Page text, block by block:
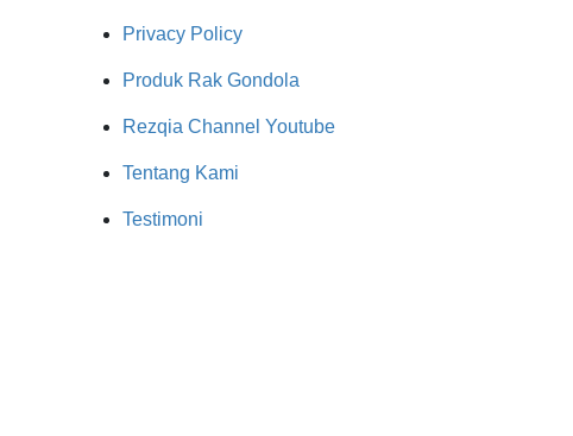
Privacy Policy
Produk Rak Gondola
Rezqia Channel Youtube
Tentang Kami
Testimoni